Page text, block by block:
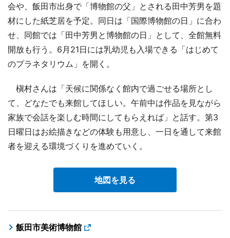
会や、飯田市出身で「博物館の父」とされる田中芳男を題
材にした紙芝居を予定。同日は「国際博物館の日」に合わ
せ、同館では「田中芳男と博物館の日」として、全館無料
開放も行う。6月21日には乳幼児も入場できる「はじめて
のプラネタリウム」を開く。
槇村さんは「天候に関係なく館内で過ごせる場所とし
て、どなたでも来館してほしい。午前中は作品を見ながら
家族で会話を楽しむ時間にしてもらえれば」と話す。第3
日曜日はお絵描きなどの体験も用意し、一日を通して来館
者を迎える環境づくりを進めていく。
地図を見る
飯田市美術博物館